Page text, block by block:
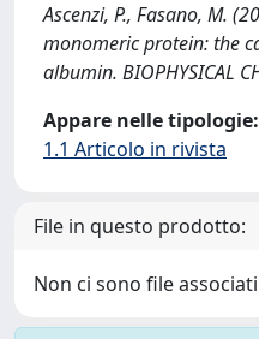
Ascenzi, P., Fasano, M.
monomeric protein: the
albumin. BIOPHYSICAL
Appare nelle tipologie:
1.1 Articolo in rivista
File in questo prodotto:
Non ci sono file